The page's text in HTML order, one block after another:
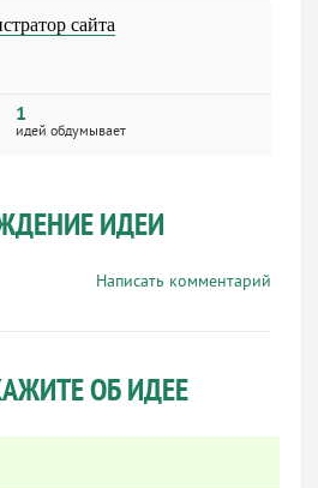
сайта
1
идей обдумывает
ИДЕИ
Написать комментарий
ОБ ИДЕЕ